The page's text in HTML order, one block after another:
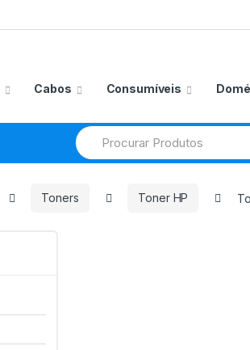
Cabos Consumíveis
Procurar
por:
Toners Toner HP